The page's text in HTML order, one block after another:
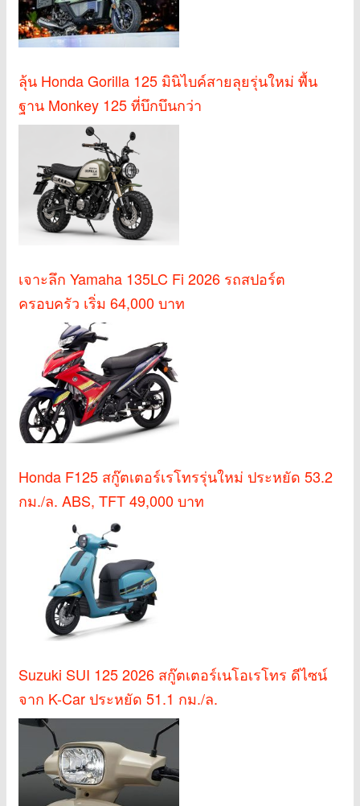
ลุ้น Honda Gorilla 125 มินิไบค์สายลุยรุ่นใหม่ พื้น
ฐาน Monkey 125 ที่บึกบึนกว่า
เจาะลึก Yamaha 135LC Fi 2026 รถสปอร์ต
ครอบครัว เริ่ม 64,000 บาท
Honda F125 สกู๊ตเตอร์เรโทรรุ่นใหม่ ประหยัด 53.2
กม./ล. ABS, TFT 49,000 บาท
Suzuki SUI 125 2026 สกู๊ตเตอร์เนโอเรโทร ดีไซน์
จาก K-Car ประหยัด 51.1 กม./ล.